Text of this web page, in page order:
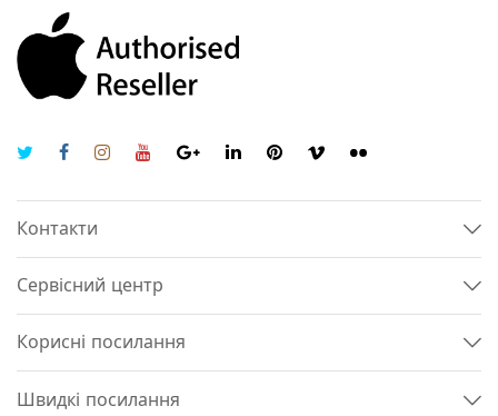
Контакти
Сервісний центр
Корисні посилання
Швидкі посилання